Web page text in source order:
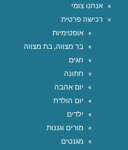
אנחנו צומי
רכישה פרטית
אופטימיות
בר מצווה, בת מצווה
חגים
חתונה
יום אהבה
יום הולדת
ילדים
מורים וגננות
מגנטים